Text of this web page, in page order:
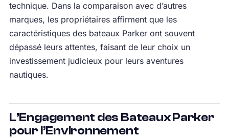
technique. Dans la comparaison avec d’autres
marques, les propriétaires affirment que les
caractéristiques des bateaux Parker ont souvent
dépassé leurs attentes, faisant de leur choix un
investissement judicieux pour leurs aventures
nautiques.
L’Engagement des Bateaux Parker
pour l’Environnement